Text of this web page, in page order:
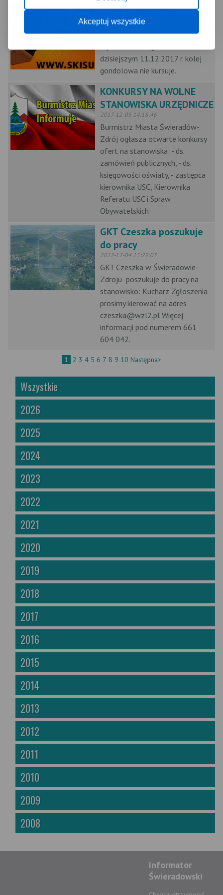
Akceptuj wszystkie
Kolej gondolowa
nieczynna
2017-12-11 09:35:39
dzisiejszym 11.12.2017 r. kolej
gondolowa nie kursuje.
KONKURSY NA WOLNE
STANOWISKA URZĘDNICZE
2017-12-05 14:18:46
Burmistrz Miasta Świeradów-
Zdrój ogłasza otwarte konkursy
ofert na stanowiska: - ds.
zamówień publicznych, - ds.
księgowości oświaty, - zastępca
kierownika USC, Kierownika
Referatu USC i Spraw
Obywatelskich
GKT Czeszka poszukuje
do pracy
2017-12-04 15:29:03
GKT Czeszka w Świeradowie-
Zdroju poszukuje do pracy na
stanowisko: Kucharz Zgłoszenia
prosimy kierować na adres
czeszka@wzl2.pl Więcej
informacji pod numerem 661
604 042.
1 2 3 4 5 6 7 8 9 10 Następna>
Wszystkie
2026
2025
2024
2023
2022
2021
2020
2019
2018
2017
2016
2015
2014
2013
2012
2011
2010
2009
2008
Informator
Świeradowski